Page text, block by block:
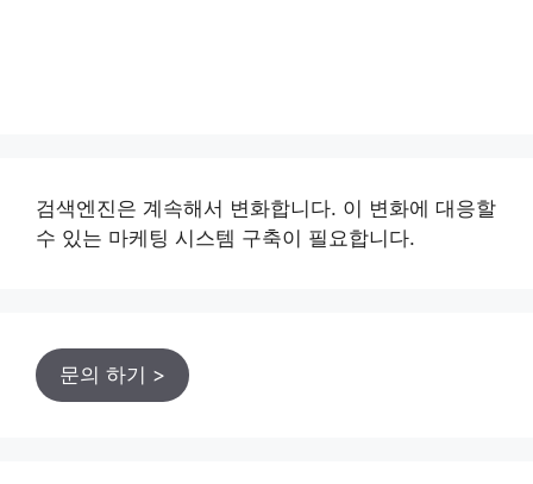
검색엔진은 계속해서 변화합니다. 이 변화에 대응할
수 있는 마케팅 시스템 구축이 필요합니다.
문의 하기 >